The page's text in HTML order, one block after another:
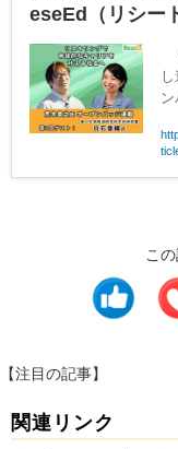
eseEd（リシー
任
こ
【注目の記事】
関連リンク